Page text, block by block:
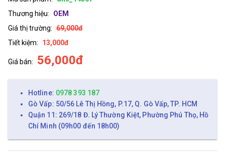
Thương hiệu:
OEM
Giá thị trường: 69,000đ
Tiết kiệm:
13,000đ
Giá bán: 56,000đ
Hotline: 0978 393 187
Gò Vấp: 50/56 Lê Thị Hồng, P.17, Q. Gò Vấp, TP. HCM
Quận 11: 269/18 Đ. Lý Thường Kiệt, Phường Phú Thọ, Hồ
Chí Minh (09h00 đến 18h00)